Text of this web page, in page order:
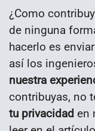
¿Como
de ninguna
hacerlo es
así los
nuestra
contribuyas, no
tu privacidad en